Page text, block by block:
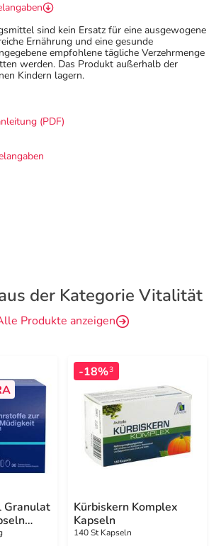
sind kein Ersatz für eine ausgewogene
Ernährung und eine gesunde
empfohlene tägliche Verzehrmenge
werden. Das Produkt außerhalb der
Kindern lagern.
(PDF)
der Kategorie Vitalität
Produkte anzeigen
Granulat
-18%3
Kürbiskern Komplex
Kapseln
140 St Kapseln